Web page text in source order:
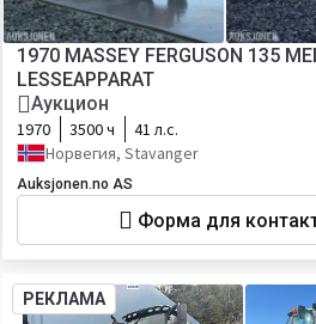
1970 MASSEY FERGUSON 135
LESSEAPPARAT
Аукцион
1970 3500 ч
41 л.с.
Норвегия, Stavanger
Auksjonen.no AS
Форма для
РЕКЛАМА